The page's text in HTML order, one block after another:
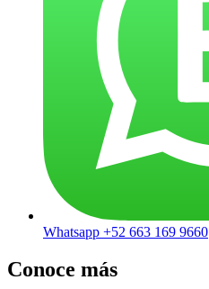
Whatsapp +52 663 169 9660
Conoce más